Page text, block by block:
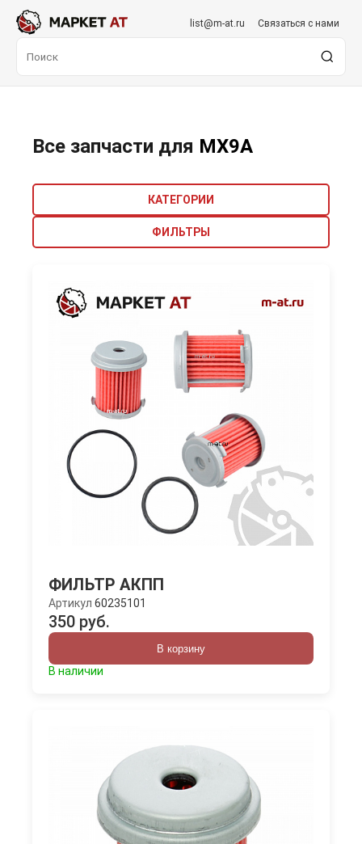
list@m-at.ru Связаться с нами
Все запчасти для MX9A
КАТЕГОРИИ
ФИЛЬТРЫ
ФИЛЬТР АКПП
Артикул 60235101
350 руб.
В корзину
В наличии